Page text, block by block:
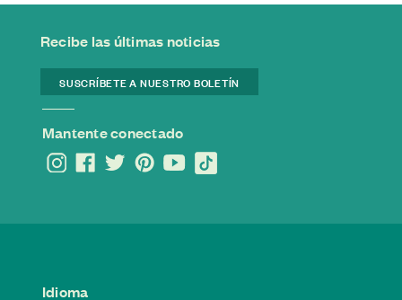
Recibe las últimas noticias
SUSCRÍBETE A NUESTRO BOLETÍN
Mantente conectado
Idioma